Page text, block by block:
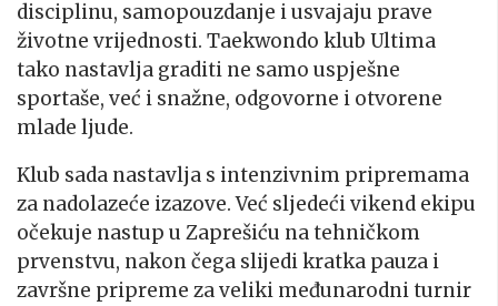
disciplinu, samopouzdanje i usvajaju prave
životne vrijednosti. Taekwondo klub Ultima
tako nastavlja graditi ne samo uspješne
sportaše, već i snažne, odgovorne i otvorene
mlade ljude.
Klub sada nastavlja s intenzivnim pripremama
za nadolazeće izazove. Već sljedeći vikend ekipu
očekuje nastup u Zaprešiću na tehničkom
prvenstvu, nakon čega slijedi kratka pauza i
završne pripreme za veliki međunarodni turnir